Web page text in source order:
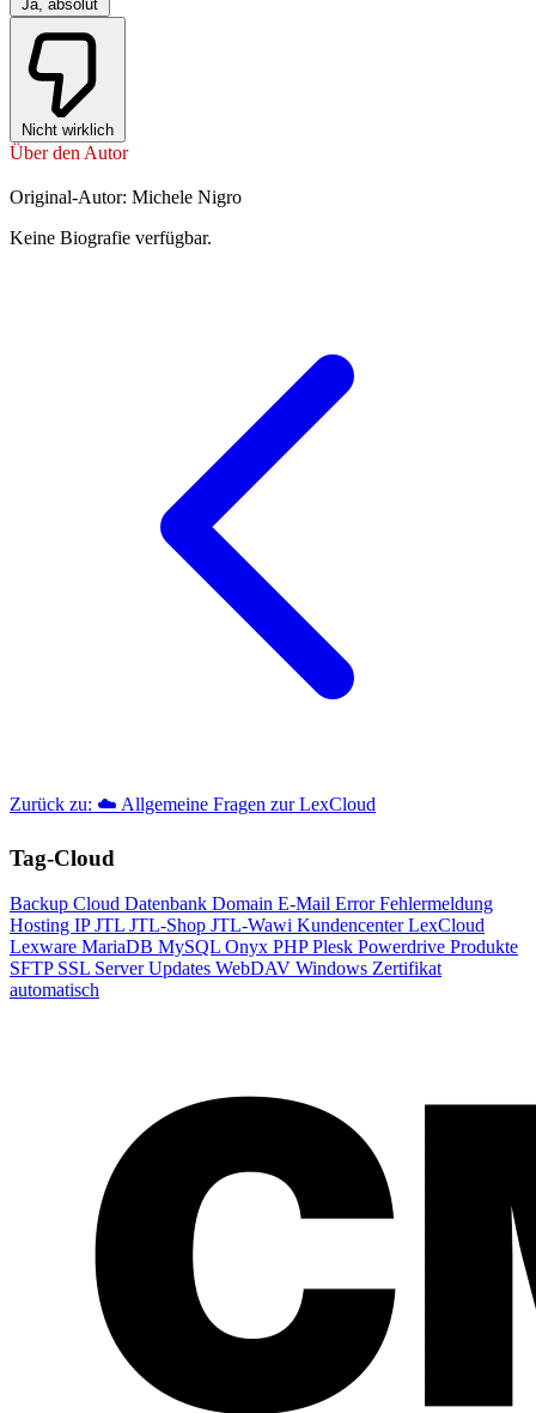
Ja, absolut
Nicht wirklich
Über den Autor
Original-Autor: Michele Nigro
Keine Biografie verfügbar.
Zurück zu: ☁️ Allgemeine Fragen zur LexCloud
Tag-Cloud
Backup Cloud Datenbank Domain E-Mail ErrorFehlermeldung
Hosting IPJTL JTL-Shop JTL-Wawi KundencenterLexCloud
Lexware MariaDB MySQL Onyx PHPPlesk Powerdrive Produkte
SFTP SSL ServerUpdates WebDAV Windows Zertifikat
automatisch